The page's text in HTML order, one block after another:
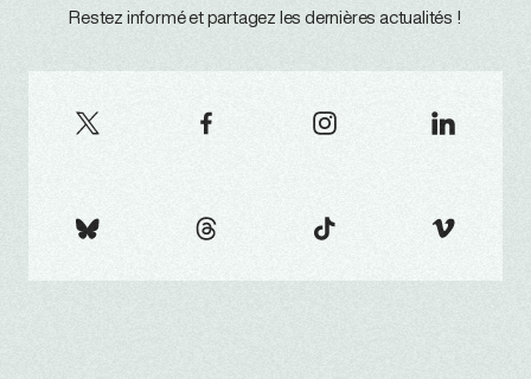
Restez informé et partagez les dernières actualités !